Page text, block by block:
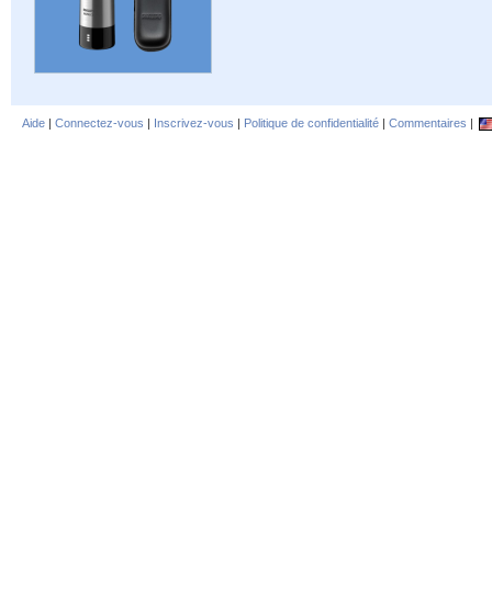
Aide | Connectez-vous | Inscrivez-vous | Politique de confidentialité | Commentaires |